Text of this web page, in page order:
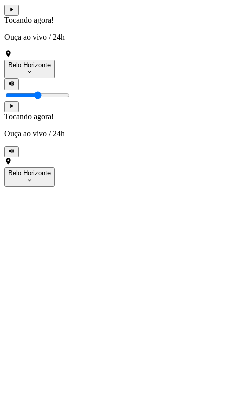
Tocando agora!
Ouça ao vivo / 24h
Belo Horizonte
Tocando agora!
Ouça ao vivo / 24h
Belo Horizonte